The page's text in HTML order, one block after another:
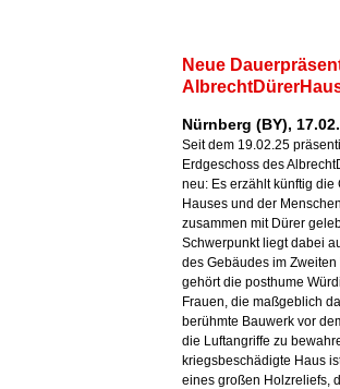
Neue
Nürnberg (BY),
Seit dem 19.02.25
Erdgeschoss des
neu: Es erzählt künftig die
Hauses und der
zusammen mit Dürer
Schwerpunkt liegt dabei
des Gebäudes im
gehört die posthume
Frauen, die maßgeblich
berühmte Bauwerk vor
die Luftangriffe zu
kriegsbeschädigte Haus
eines großen Holzreliefs,